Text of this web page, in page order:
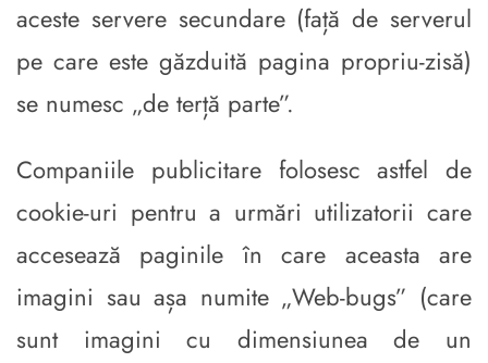
aceste servere secundare (față de serverul
pe care este găzduită pagina propriu-zisă)
se numesc „de terță parte”.
Companiile publicitare folosesc astfel de
cookie-uri pentru a urmări utilizatorii care
accesează paginile în care aceasta are
imagini sau așa numite „Web-bugs” (care
sunt imagini cu dimensiunea de un